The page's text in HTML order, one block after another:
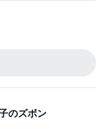
のズボン